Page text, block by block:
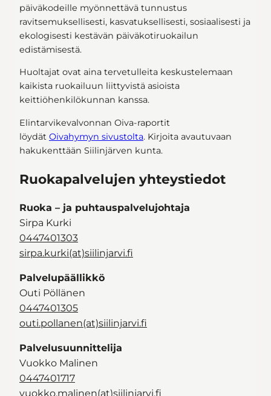
päiväkodeille myönnettävä tunnustus
ravitsemuksellisesti, kasvatuksellisesti, sosiaalisesti ja
ekologisesti kestävän päiväkotiruokailun
edistämisestä.
Huoltajat ovat aina tervetulleita keskustelemaan
kaikista ruokailuun liittyvistä asioista
keittiöhenkilökunnan kanssa.
Elintarvikevalvonnan Oiva-raportit
löydät Oivahymyn sivustolta. Kirjoita avautuvaan
hakukenttään Siilinjärven kunta.
Ruokapalvelujen yhteystiedot
Ruoka – ja puhtauspalvelujohtaja
Sirpa Kurki
0447401303
sirpa.kurki(at)siilinjarvi.fi
Palvelupäällikkö
Outi Pöllänen
0447401305
outi.pollanen(at)siilinjarvi.fi
Palvelusuunnittelija
Vuokko Malinen
0447401717
vuokko.malinen(at)siilinjarvi.fi